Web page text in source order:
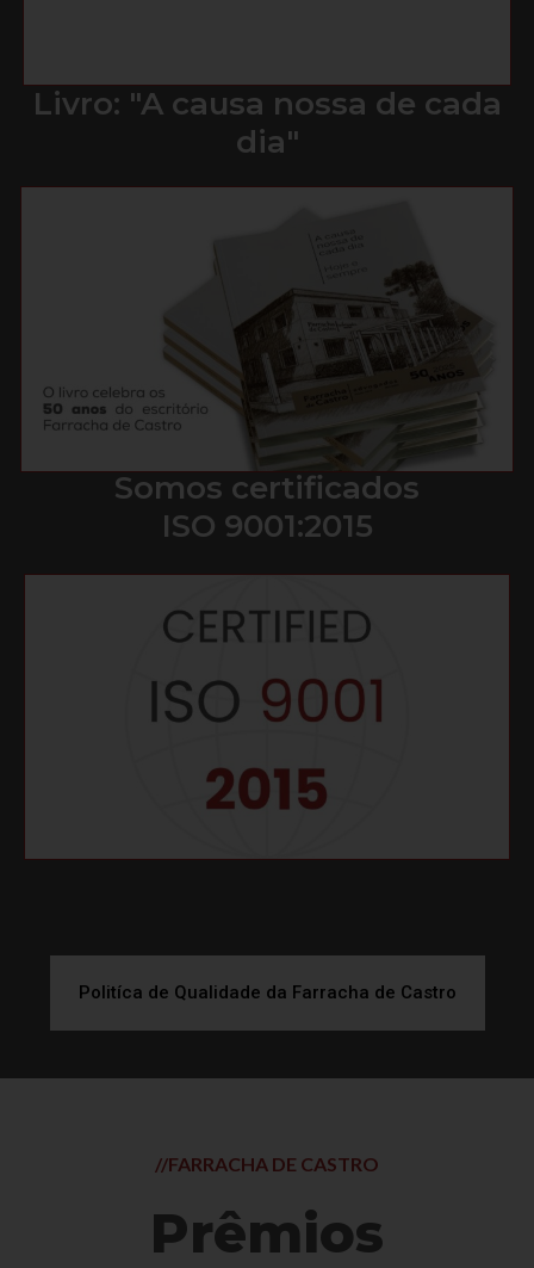
Livro: "A causa nossa de cada
dia"
Somos certificados
ISO 9001:2015
Politíca de Qualidade da Farracha de Castro
//FARRACHA DE CASTRO
Prêmios